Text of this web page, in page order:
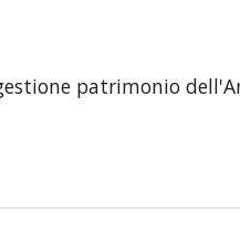
patrimonio